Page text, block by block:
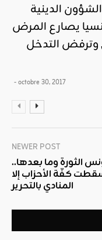
الدينية
يصارع المرض
وترفض التدخل
- octobre 30, 2017
NEWER POST
الثورة وما بعدها..
كفّة الأحزاب إلا
المنادي بالتحرير